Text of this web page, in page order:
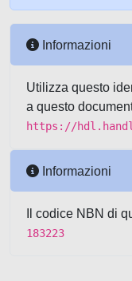
Informazioni
Utilizza questo
a questo
https://
Informazioni
Il codice NBN di
183223